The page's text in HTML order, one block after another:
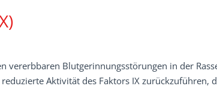
vererbbaren Blutgerinnungsstörungen in der
Aktivität des Faktors IX zurückzuführen,